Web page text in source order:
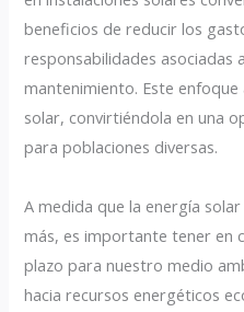
beneficios de reducir los
responsabilidades asociadas
mantenimiento. Este enfoque
solar, convirtiéndola en una
para poblaciones diversas.
A medida que la energía
más, es importante tener en
plazo para nuestro medio
hacia recursos energéticos